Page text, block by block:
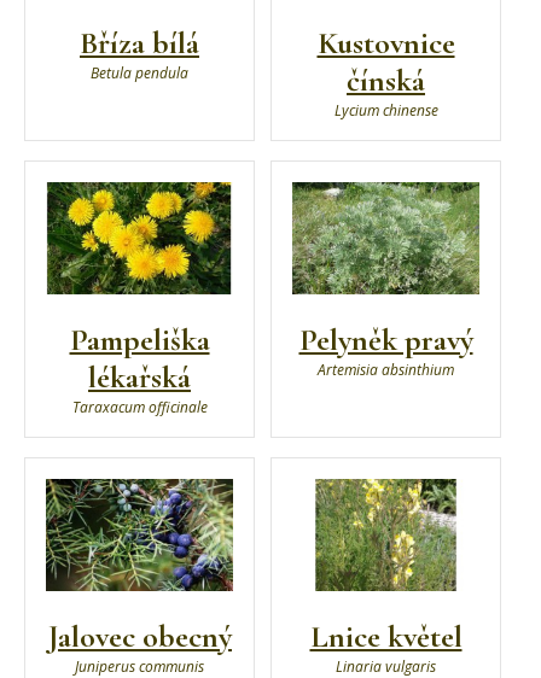
Bříza bílá
Betula pendula
Kustovnice
čínská
Lycium chinense
Pampeliška
lékařská
Taraxacum officinale
Pelyněk pravý
Artemisia absinthium
Jalovec obecný
Juniperus communis
Lnice květel
Linaria vulgaris